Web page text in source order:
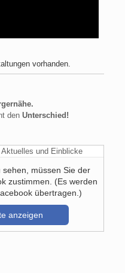
vorhanden.
den Unterschied!
müssen Sie der
zustimmen. (Es werden
übertragen.)
anzeigen